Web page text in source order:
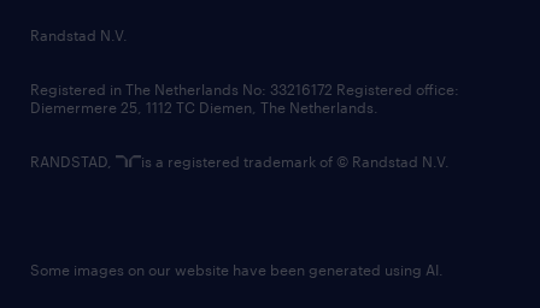
country websites
Randstad N.V.
Registered in The Netherlands No: 33216172 Registered office:
Diemermere 25, 1112 TC Diemen, The Netherlands.
RANDSTAD, is a registered trademark of © Randstad N.V.
Some images on our website have been generated using AI.